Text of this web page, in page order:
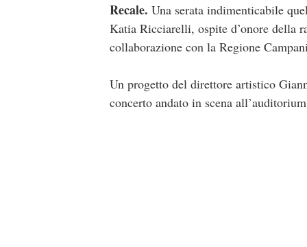
Recale. Una serata indimenticabile
Katia Ricciarelli, ospite d’onore della
collaborazione con la Regione
Un progetto del direttore artistico
concerto andato in scena